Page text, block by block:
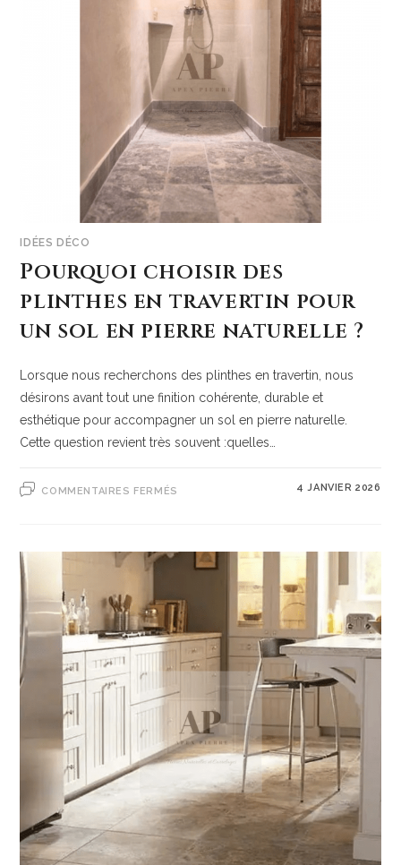
IDÉES DÉCO
Pourquoi choisir des
plinthes en travertin pour
un sol en pierre naturelle ?
Lorsque nous recherchons des plinthes en travertin, nous
désirons avant tout une finition cohérente, durable et
esthétique pour accompagner un sol en pierre naturelle.
Cette question revient très souvent :quelles…
COMMENTAIRES FERMÉS 4 JANVIER 2026